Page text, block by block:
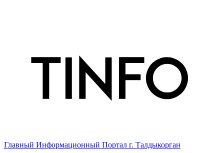
Главный Информационный Портал г. Талдыкорган